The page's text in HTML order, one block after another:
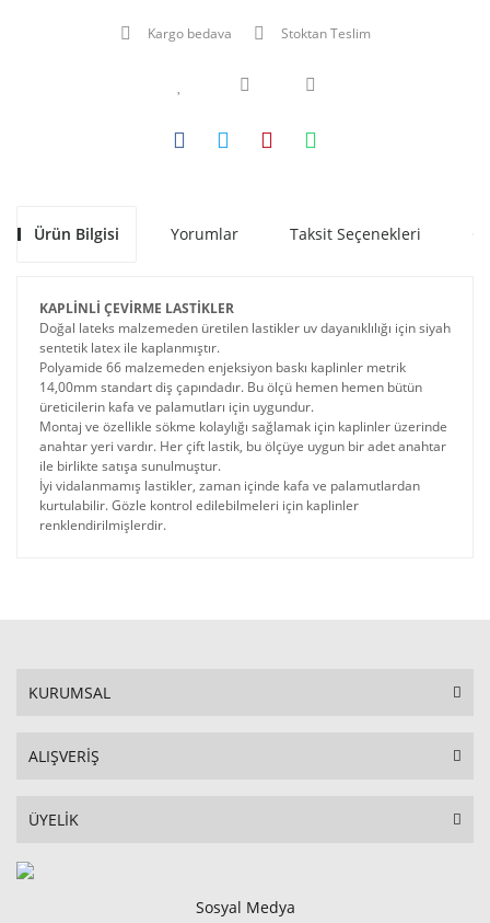
Kargo bedava Stoktan Teslim
Ürün Bilgisi Yorumlar Taksit Seçenekleri
KAPLİNLİ ÇEVİRME LASTİKLER
Doğal lateks malzemeden üretilen lastikler uv dayanıklılığı için siyah
sentetik latex ile kaplanmıştır.
Polyamide 66 malzemeden enjeksiyon baskı kaplinler metrik
14,00mm standart diş çapındadır. Bu ölçü hemen hemen bütün
üreticilerin kafa ve palamutları için uygundur.
Montaj ve özellikle sökme kolaylığı sağlamak için kaplinler üzerinde
anahtar yeri vardır. Her çift lastik, bu ölçüye uygun bir adet anahtar
ile birlikte satışa sunulmuştur.
İyi vidalanmamış lastikler, zaman içinde kafa ve palamutlardan
kurtulabilir. Gözle kontrol edilebilmeleri için kaplinler
renklendirilmişlerdir.
KURUMSAL
ALIŞVERİŞ
ÜYELİK
Sosyal Medya